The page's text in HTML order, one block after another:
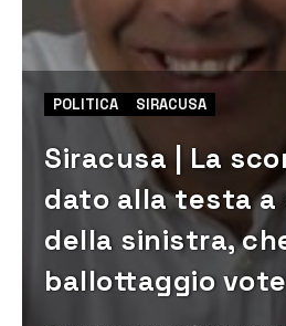
POLITICA SIRACUSA
Siracusa | La
dato alla testa a
della sinistra,
ballottaggio